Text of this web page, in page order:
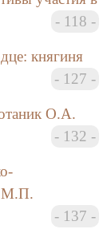
за помощь в
за
А.С.
А.М.
Е.Р.
118
княгиня
127
О.А.
132
М.П.
137